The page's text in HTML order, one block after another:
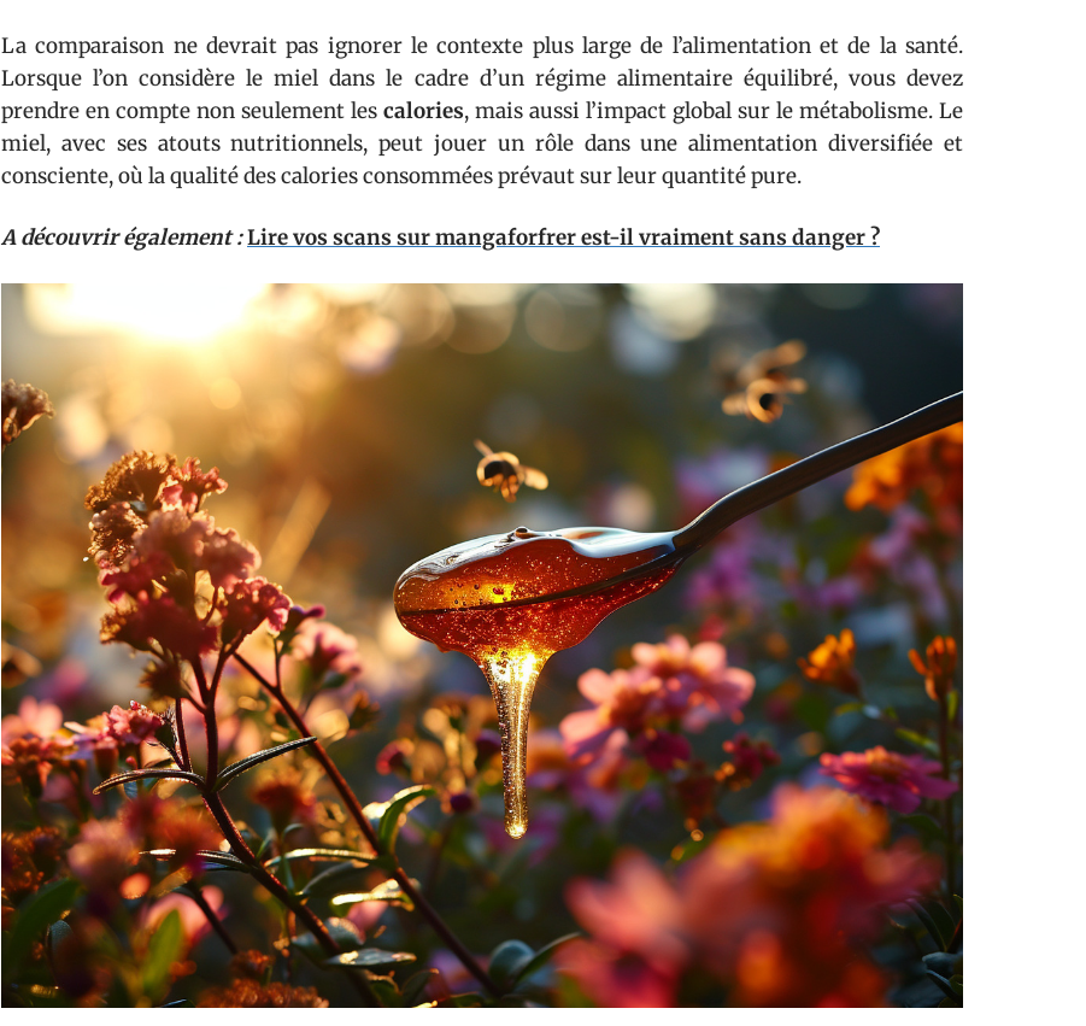
La comparaison ne devrait pas ignorer le contexte plus large de l’alimentation et de la santé.
Lorsque l’on considère le miel dans le cadre d’un régime alimentaire équilibré, vous devez
prendre en compte non seulement les calories, mais aussi l’impact global sur le métabolisme. Le
miel, avec ses atouts nutritionnels, peut jouer un rôle dans une alimentation diversifiée et
consciente, où la qualité des calories consommées prévaut sur leur quantité pure.
A découvrir également :Lire vos scans sur mangaforfrer est-il vraiment sans danger ?